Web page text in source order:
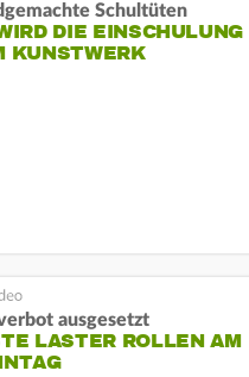
Schultüten
DIE EINSCHULUNG
KUNSTWERK
ausgesetzt
LASTER ROLLEN AM